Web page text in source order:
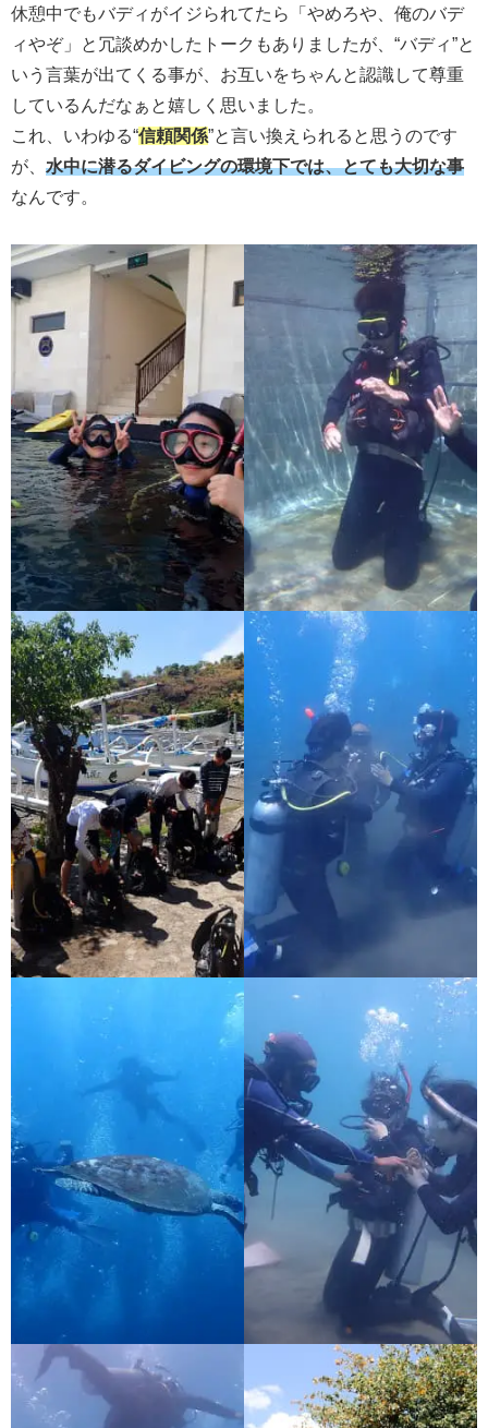
休憩中でもバディがイジられてたら「やめろや、俺のバデ
ィやぞ」と冗談めかしたトークもありましたが、“バディ”と
いう言葉が出てくる事が、お互いをちゃんと認識して尊重
しているんだなぁと嬉しく思いました。
これ、いわゆる“信頼関係”と言い換えられると思うのです
が、 水中に潜るダイビングの環境下では、とても大切な事
なんです。